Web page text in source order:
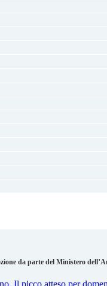
da parte del Ministero